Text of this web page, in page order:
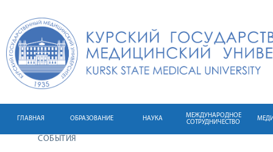
ГЛАВНАЯ ОБРАЗОВАНИЕ НАУКА
МЕЖДУНАРОДНОЕ
СОТРУДНИЧЕСТВО
СОБЫТИЯ